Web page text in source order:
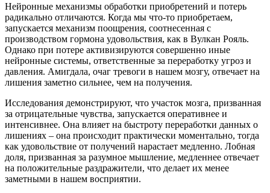
Нейронные механизмы обработки приобретений и потерь
радикально отличаются. Когда мы что-то приобретаем,
запускается механизм поощрения, соотнесенная с
производством гормона удовольствия, как в Вулкан Рояль.
Однако при потере активизируются совершенно иные
нейронные системы, ответственные за переработку угроз и
давления. Амигдала, очаг тревоги в нашем мозгу, отвечает на
лишения заметно сильнее, чем на получения.
Исследования демонстрируют, что участок мозга, призванная
за отрицательные чувства, запускается оперативнее и
интенсивнее. Она влияет на быстроту переработки данных о
лишениях – она происходит практически моментально, тогда
как удовольствие от получений нарастает медленно. Лобная
доля, призванная за разумное мышление, медленнее отвечает
на положительные раздражители, что делает их менее
заметными в нашем восприятии.